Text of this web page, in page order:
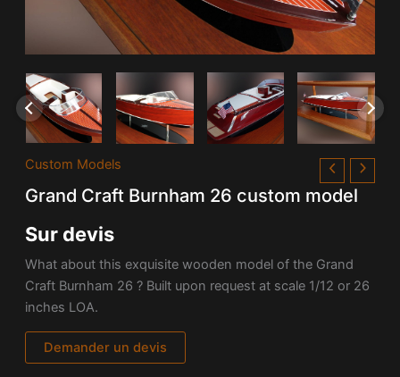
Custom Models
Grand Craft Burnham 26 custom model
Sur devis
What about this exquisite wooden model of the Grand
Craft Burnham 26 ? Built upon request at scale 1/12 or 26
inches LOA.
Demander un devis